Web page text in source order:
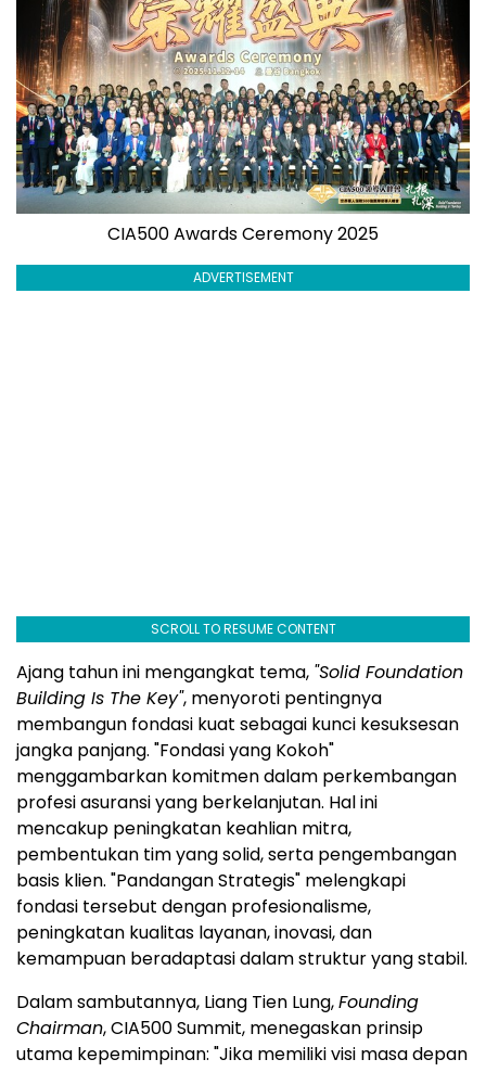
CIA500 Awards Ceremony 2025
ADVERTISEMENT
SCROLL TO RESUME CONTENT
Ajang tahun ini mengangkat tema, "Solid Foundation
Building Is The Key", menyoroti pentingnya
membangun fondasi kuat sebagai kunci kesuksesan
jangka panjang. "Fondasi yang Kokoh"
menggambarkan komitmen dalam perkembangan
profesi asuransi yang berkelanjutan. Hal ini
mencakup peningkatan keahlian mitra,
pembentukan tim yang solid, serta pengembangan
basis klien. "Pandangan Strategis" melengkapi
fondasi tersebut dengan profesionalisme,
peningkatan kualitas layanan, inovasi, dan
kemampuan beradaptasi dalam struktur yang stabil.
Dalam sambutannya, Liang Tien Lung,Founding
Chairman, CIA500 Summit, menegaskan prinsip
utama kepemimpinan: "Jika memiliki visi masa depan